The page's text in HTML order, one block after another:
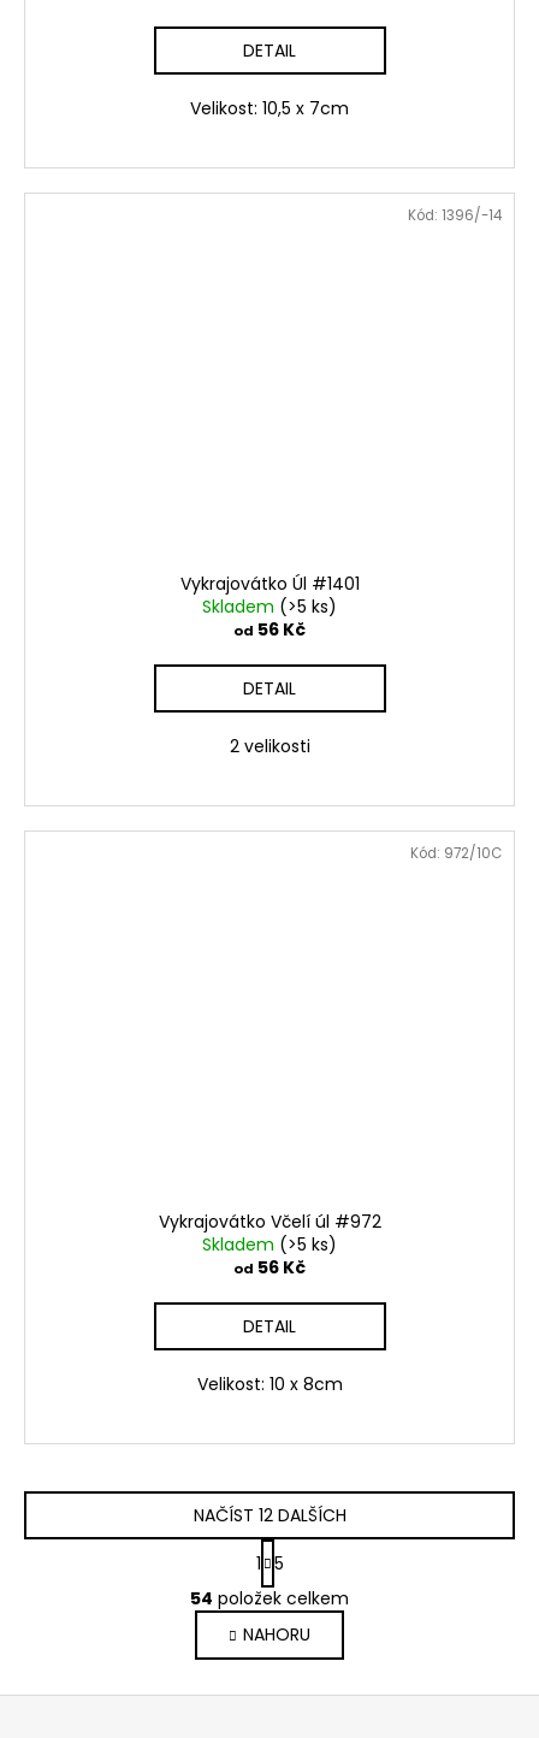
DETAIL
Velikost: 10,5 x 7cm
Vykrajovátko Úl #1401
Skladem (>5 ks)
od 56 Kč
DETAIL
2 velikosti
Kód: 1396/-14
Vykrajovátko Včelí úl #972
Skladem (>5 ks)
od 56 Kč
DETAIL
Velikost: 10 x 8cm
Kód: 972/10C
O
v
l
á
d
NAČÍST 12 DALŠÍCH
S
t
r
á
n
k
o
1 5
54 položek celkem
NAHORU